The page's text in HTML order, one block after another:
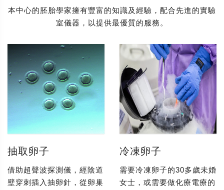
本中心的胚胎學家擁有豐富的知識及經驗，配合先進的實驗
室儀器，以提供最優質的服務。
抽取卵子
借助超聲波探測儀，經陰道
壁穿刺插入抽卵針，從卵巢
冷凍卵子
需要冷凍卵子的30多歲未婚
女士，或需要做化療電療的